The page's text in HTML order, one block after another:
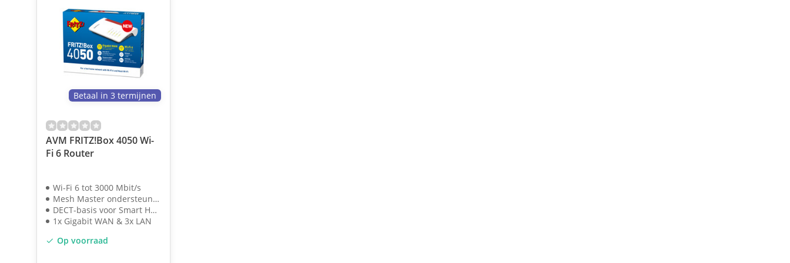
Betaal in 3 termijnen
AVM FRITZ!Box 4050 Wi-
Fi 6 Router
Wi-Fi 6 tot 3000 Mbit/s
Mesh Master ondersteuning
DECT-basis voor Smart Home
1x Gigabit WAN & 3x LAN
Op voorraad